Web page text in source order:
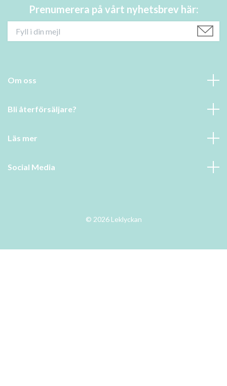
Prenumerera på vårt nyhetsbrev här:
Om oss
Bli återförsäljare?
Läs mer
Social Media
© 2026 Leklyckan